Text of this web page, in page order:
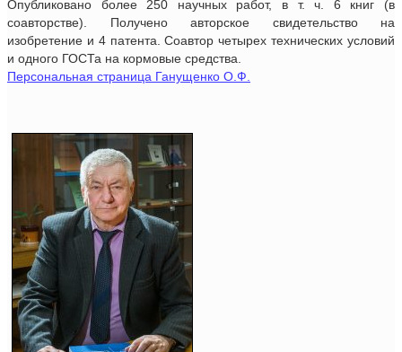
Опубликовано более 250 научных работ, в т. ч. 6 книг (в
соавторстве). Получено авторское свидетельство на
изобретение и 4 патента. Соавтор четырех технических условий
и одного ГОСТа на кормовые средства.
Персональная страница Ганущенко О.Ф.